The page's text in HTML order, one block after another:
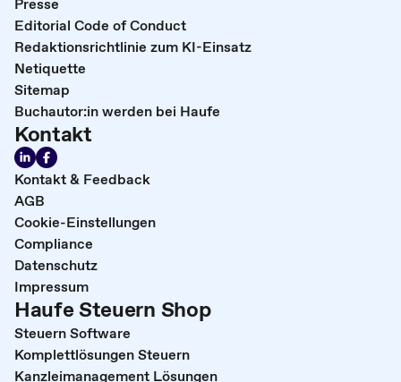
Editorial Code of Conduct
Redaktionsrichtlinie zum KI-Einsatz
Netiquette
Sitemap
Buchautor:in werden bei Haufe
Kontakt
Kontakt & Feedback
AGB
Cookie-Einstellungen
Compliance
Datenschutz
Impressum
Haufe Steuern Shop
Steuern Software
Komplettlösungen Steuern
Kanzleimanagement Lösungen